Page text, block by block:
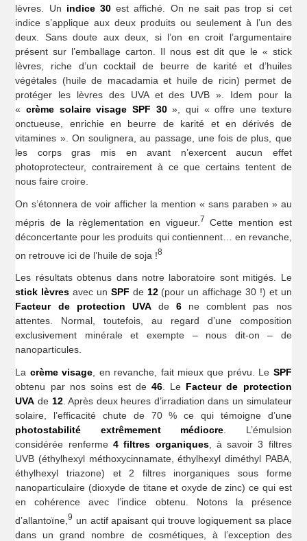
lèvres. Un indice 30est affiché. On ne sait pas trop si cet
indice s’applique aux deux produits ou seulement à l’un des
deux. Sans doute aux deux, si l’on en croit l’argumentaire
présent sur l’emballage carton. Il nous est dit que le « stick
lèvres, riche d’un cocktail de beurre de karité et d’huiles
végétales (huile de macadamia et huile de ricin) permet de
protéger les lèvres des UVA et des UVB ». Idem pour la
«crème solaire visage SPF 30», qui « offre une texture
onctueuse, enrichie en beurre de karité et en dérivés de
vitamines ». On soulignera, au passage, une fois de plus, que
les corps gras mis en avant n’exercent aucun effet
photoprotecteur, contrairement à ce que certains tentent de
nous faire croire.
On s’étonnera de voir afficher la mention « sans paraben » au
mépris de la règlementation en vigueur. 7
Cette mention est
déconcertante pour les produits qui contiennent… en revanche,
on retrouve ici de l’huile de soja !8
Les résultats obtenus dans notre laboratoire sont mitigés. Le
stick lèvres avec un SPF de 12(pour un affichage 30 !) et un
Facteur de protection UVAde6 ne comblent pas nos
attentes. Normal, toutefois, au regard d’une composition
exclusivement minérale et exempte – nous dit-on – de
nanoparticules.
La crème visage , en revanche, fait mieux que prévu. Le SPF
obtenu par nos soins est de46 . Le Facteur de protection
UVA de 12. Après deux heures d’irradiation dans un simulateur
solaire, l’efficacité chute de 70 % ce qui témoigne d’une
photostabilité extrêmement médiocre . L’émulsion
considérée renferme 4 filtres organiques, à savoir 3 filtres
UVB (éthylhexyl méthoxycinnamate, éthylhexyl diméthyl PABA,
éthylhexyl triazone) et 2 filtres inorganiques sous forme
nanoparticulaire (dioxyde de titane et oxyde de zinc) ce qui est
en cohérence avec l’indice obtenu. Notons la présence
d’allantoïne,9 un actif apaisant qui trouve logiquement sa place
dans un grand nombre de cosmétiques, à l’exception des